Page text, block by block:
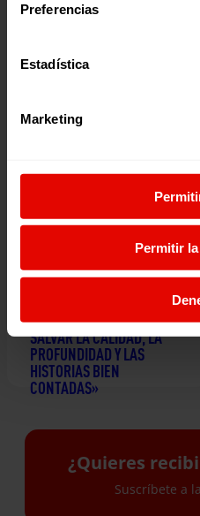
Preferencias
Estadística
Marketing
Permitir
EBBABA HAMEIDA: «A LOS
MEDIOS SOLO NOS PUEDEN
SALVAR LA CALIDAD, LA
PROFUNDIDAD Y LAS
HISTORIAS BIEN
CONTADAS»
¿Quieres
Suscríbete a